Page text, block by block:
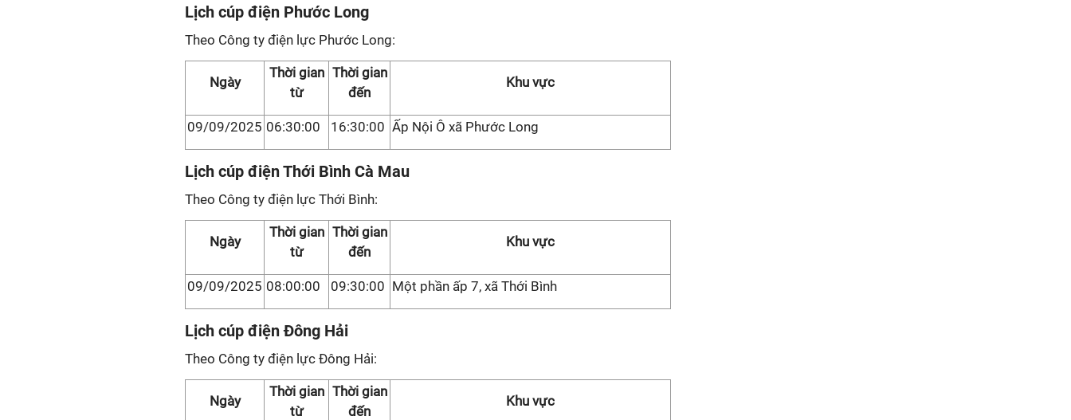
Lịch cúp điện Phước Long
Theo Công ty điện lực Phước Long:
Ngày
Thời gian
từ
Thời gian
đến
Khu vực
09/09/2025 06:30:00 16:30:00 Ấp Nội Ô xã Phước Long
Lịch cúp điện Thới Bình Cà Mau
Theo Công ty điện lực Thới Bình:
Ngày
Thời gian
từ
Thời gian
đến
Khu vực
09/09/2025 08:00:00 09:30:00 Một phần ấp 7, xã Thới Bình
Lịch cúp điện Đông Hải
Theo Công ty điện lực Đông Hải:
Ngày
Thời gian
từ
Thời gian
đến
Khu vực